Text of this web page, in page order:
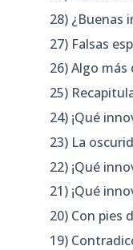
28) ¿Buenas
27) Falsas
26) Algo
25)
24) ¡Qué
23) La
22) ¡Qué
21) ¡Qué
20) Con pies
19)